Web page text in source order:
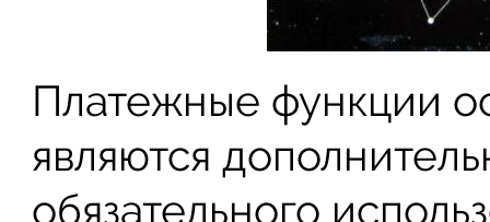
Платежные функции
являются
обязательного